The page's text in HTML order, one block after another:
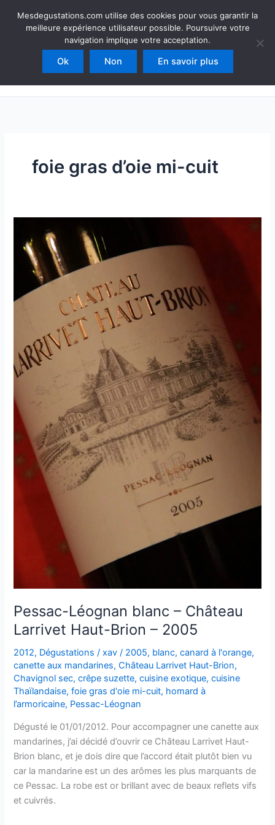
Mesdegustations
Dégustations, accords & autour du vin
Rechercher
foie gras d’oie mi-cuit
Pessac-Léognan blanc – Château
Larrivet Haut-Brion – 2005
2012, Dégustations /xav/ 2005, blanc,canard à l'orange,
canette aux mandarines,Château Larrivet Haut-Brion,
Chavignol sec,crêpe suzette,cuisine exotique,cuisine
Thaïlandaise,foie gras d'oie mi-cuit, homard à
l’armoricaine, Pessac-Léognan
Dégusté le 01/01/2012. Pour accompagner une canette aux
mandarines, j’ai décidé d’ouvrir ce Château Larrivet Haut-
Brion blanc, et je dois dire que l’accord était plutôt bien vu
car la mandarine est un des arômes les plus marquants de
ce Pessac. La robe est or brillant avec de beaux reflets vifs
et cuivrés.
Mesdegustations.com utilise des cookies pour vous garantir la
meilleure expérience utilisateur possible. Poursuivre votre
navigation implique votre acceptation.
Ok Non En savoir plus